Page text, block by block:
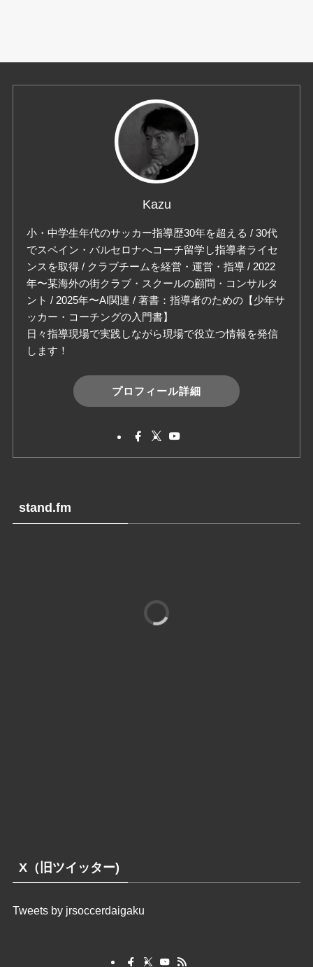
Kazu
小・中学生年代のサッカー指導歴30年を超える / 30代
でスペイン・バルセロナへコーチ留学し指導者ライセ
ンスを取得 / クラブチームを経営・運営・指導 / 2022
年〜某海外の街クラブ・スクールの顧問・コンサルタ
ント / 2025年〜AI関連 / 著書：指導者のための【少年サ
ッカー・コーチングの入門書】
日々指導現場で実践しながら現場で役立つ情報を発信
します！
プロフィール詳細
stand.fm
X（旧ツイッター)
Tweets by jrsoccerdaigaku